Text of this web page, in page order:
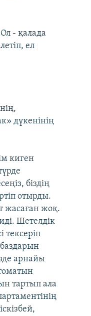
- қалада
ел
дүкенінің
киген
біздің
отырды.
жасаған жоқ.
Шетелдік
тексеріп
арнайы
тартып ала